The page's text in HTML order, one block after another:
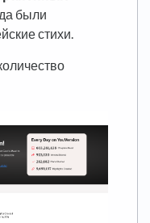
были
стихи.